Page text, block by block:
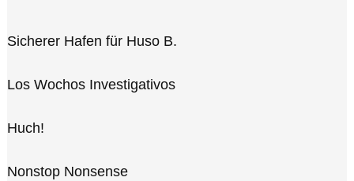
Sicherer Hafen für Huso B.
Los Wochos Investigativos
Huch!
Nonstop Nonsense